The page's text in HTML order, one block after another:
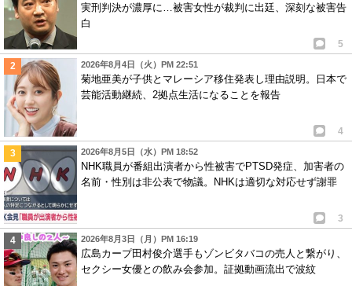
実刑判決が濃厚に…被害女性が裁判に出廷、深刻な被害告
白
5
2026年8月4日（火）PM 22:51
菊地亜美が子供とマレーシア移住発表し理由説明。日本で
芸能活動継続、2拠点生活になることを報告
4
2026年8月5日（水）PM 18:52
NHK職員が番組出演者から性被害でPTSD発症、加害者の
名前・性別は非公表で物議。NHKは適切な対応せず謝罪
3
2026年8月3日（月）PM 16:19
広島カープ田村俊介選手もゾンビタバコの売人と繋がり、
セクシー女優との飲み会参加。証拠動画流出で波紋